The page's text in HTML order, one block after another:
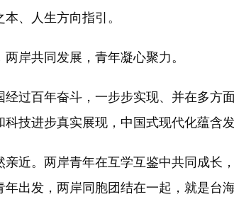
、人生方向指引。
共同发展，青年凝心聚力。
百年奋斗，一步步实现、并在多方面
科技进步真实展现，中国式现代化蕴含
。两岸青年在互学互鉴中共同成长，
出发，两岸同胞团结在一起，就是台